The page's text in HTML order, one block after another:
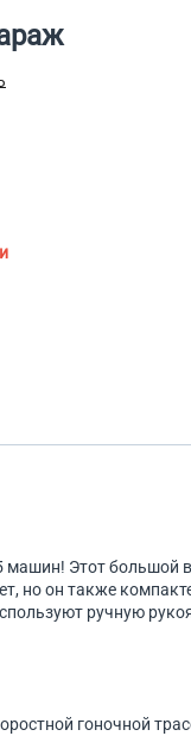
Этот большой
но он также
ручную
гоночной